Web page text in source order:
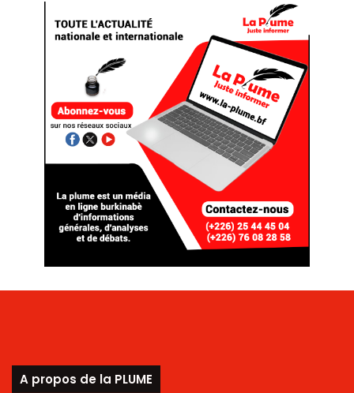
A propos de la PLUME